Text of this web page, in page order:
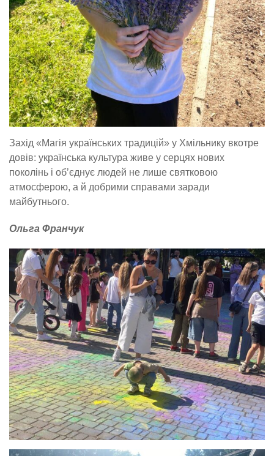
Захід «Магія українських традицій» у Хмільнику вкотре
довів: українська культура живе у серцях нових
поколінь і об’єднує людей не лише святковою
атмосферою, а й добрими справами заради
майбутнього.
Ольга Франчук